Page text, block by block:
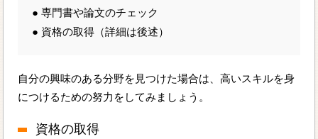
● 専門書や論文のチェック
● 資格の取得（詳細は後述）
自分の興味のある分野を見つけた場合は、高いスキルを身
につけるための努力をしてみましょう。
資格の取得